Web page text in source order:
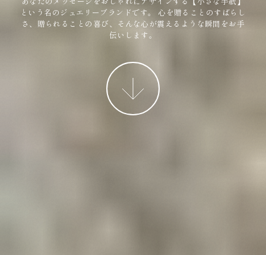
という名のジュエリーブランドです。
心を贈ることのすばらし
さ、贈られることの喜び、そんな心が震えるような瞬間をお手
伝いします。